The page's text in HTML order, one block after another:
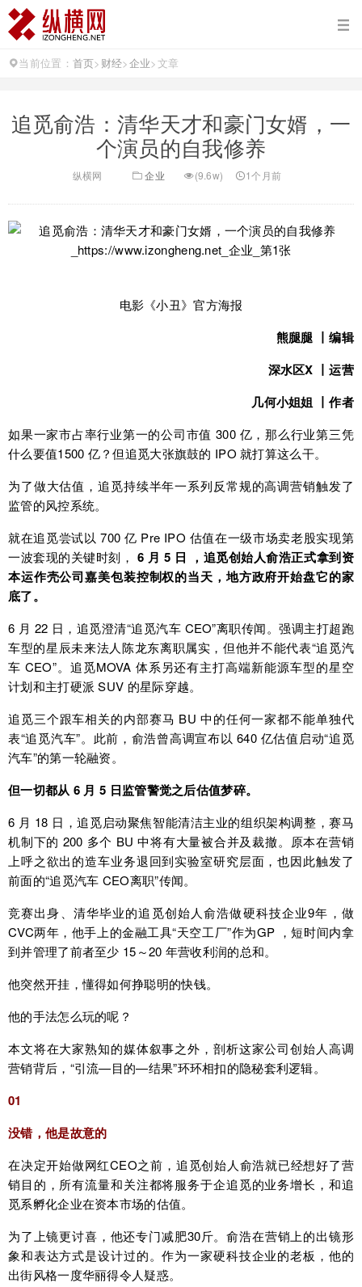
当前位置： 首页> 财经>企业>文章
追觅俞浩：清华天才和豪门女婿，一
个演员的自我修养
纵横网 企业 (9.6w) 1个月前
电影《小丑》官方海报
熊腿腿 丨编辑
深水区X 丨运营
几何小姐姐 丨作者
如果一家市占率行业第一的公司市值 300 亿，那么行业第三凭
什么要值1500 亿？但追觅大张旗鼓的 IPO 就打算这么干。
为了做大估值，追觅持续半年一系列反常规的高调营销触发了
监管的风控系统。
就在追觅尝试以 700 亿 Pre IPO 估值在一级市场卖老股实现第
一波套现的关键时刻，6 月 5 日 ，追觅创始人俞浩正式拿到资
本运作壳公司嘉美包装控制权的当天，地方政府开始盘它的家
底了。
6 月 22 日，追觅澄清“追觅汽车 CEO”离职传闻。强调主打超跑
车型的星辰未来法人陈龙东离职属实，但他并不能代表“追觅汽
车 CEO”。追觅MOVA 体系另还有主打高端新能源车型的星空
计划和主打硬派 SUV 的星际穿越。
追觅三个跟车相关的内部赛马 BU 中的任何一家都不能单独代
表“追觅汽车”。此前，俞浩曾高调宣布以 640 亿估值启动“追觅
汽车”的第一轮融资。
但一切都从 6 月 5 日监管警觉之后估值梦碎。
6 月 18 日，追觅启动聚焦智能清洁主业的组织架构调整，赛马
机制下的 200 多个 BU 中将有大量被合并及裁撤。原本在营销
上呼之欲出的造车业务退回到实验室研究层面，也因此触发了
前面的“追觅汽车 CEO离职”传闻。
竞赛出身、清华毕业的追觅创始人俞浩做硬科技企业9年，做
CVC两年，他手上的金融工具“天空工厂”作为GP ，短时间内拿
到并管理了前者至少 15～20 年营收利润的总和。
他突然开挂，懂得如何挣聪明的快钱。
他的手法怎么玩的呢？
本文将在大家熟知的媒体叙事之外，剖析这家公司创始人高调
营销背后，“引流—目的—结果”环环相扣的隐秘套利逻辑。
01
没错，他是故意的
在决定开始做网红CEO之前，追觅创始人俞浩就已经想好了营
销目的，所有流量和关注都将服务于企追觅的业务增长，和追
觅系孵化企业在资本市场的估值。
为了上镜更讨喜，他还专门减肥30斤。俞浩在营销上的出镜形
象和表达方式是设计过的。作为一家硬科技企业的老板，他的
出街风格一度华丽得令人疑惑。